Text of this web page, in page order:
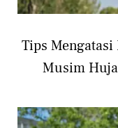
Tips Mengatasi
Musim